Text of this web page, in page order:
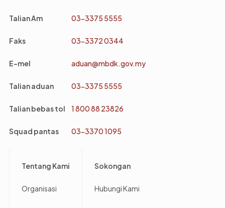
Talian Am 03-3375 5555
Faks 03-3372 0344
E-mel aduan@mbdk.gov.my
Talian aduan 03-3375 5555
Talian bebas tol 1 800 88 23826
Squad pantas 03-3370 1095
Tentang Kami
Organisasi
Sokongan
Hubungi Kami